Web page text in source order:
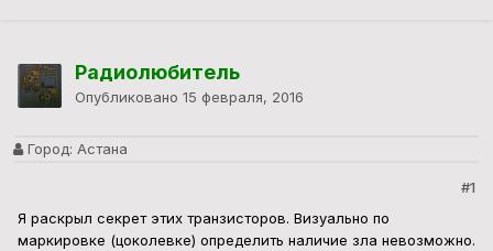
Радиолюбитель
Опубликовано 15 февраля, 2016
Город: Астана
#1
Я раскрыл секрет этих транзисторов. Визуально по
маркировке (цоколевке) определить наличие зла невозможно.